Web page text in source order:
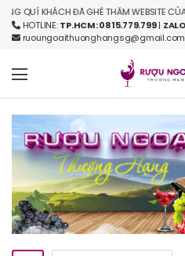
QUÍ KHÁCH ĐÃ GHÉ THĂM WEBSITE CỦA
HOTLINE:TP.HCM: 0815.779.799|
ruoungoaithuonghangsg@gmail.com